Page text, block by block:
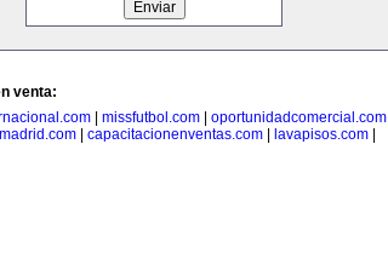
venta:
| missfutbol.com| oportunidadcomercial.com|
| capacitacionenventas.com| lavapisos.com|